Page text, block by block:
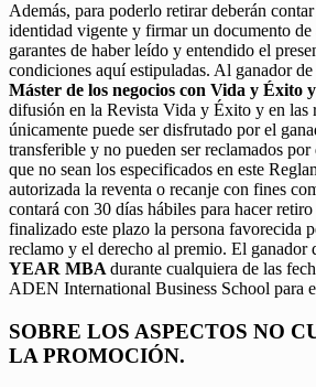
Además, para poderlo retirar deberán
identidad vigente y firmar un documento de
garantes de haber leído y entendido el
condiciones aquí estipuladas. Al ganador
Máster de los negocios con Vida y Éxito
difusión en la Revista Vida y Éxito y en las
únicamente puede ser disfrutado por el
transferible y no pueden ser reclamados
que no sean los especificados en este
autorizada la reventa o recanje con fines
contará con 30 días hábiles para hacer
finalizado este plazo la persona favorecida
reclamo y el derecho al premio. El ganador
YEAR MBA durante cualquiera de las
ADEN International Business School para
SOBRE LOS ASPECTOS NO
LA PROMOCIÓN.